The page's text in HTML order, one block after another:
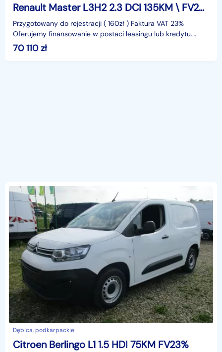
Renault Master L3H2 2.3 DCI 135KM \ FV23%
Przygotowany do rejestracji ( 160zł ) Faktura VAT 23%
Oferujemy finansowanie w postaci leasingu lub kredytu.
Gwarantujemy za przebieg.identyfikator: AKL3KK1F
70 110zł
Dębica, podkarpackie
Citroen Berlingo L1 1.5 HDI 75KM FV23%